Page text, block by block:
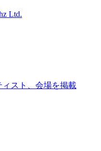
Ltd.
スト、会場を掲載